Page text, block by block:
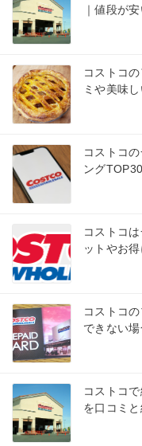
｜値段が
コストコ
ミや美味
コストコ
ング
コストコ
ットやお
コストコ
できない
コストコ
を口コミと